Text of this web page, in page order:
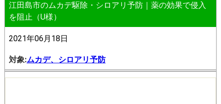
江田島市のムカデ駆除・シロアリ予防｜薬の効果で侵入
を阻止（U様）
2021年06月18日
対象:ムカデ、シロアリ予防